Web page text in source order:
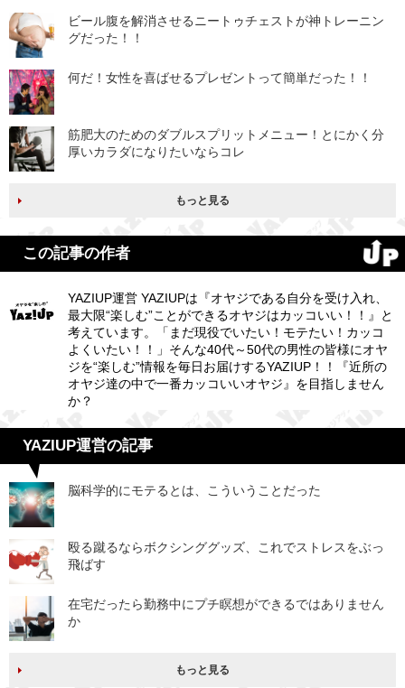
ビール腹を解消させるニートゥチェストが神トレーニン
グだった！！
何だ！女性を喜ばせるプレゼントって簡単だった！！
筋肥大のためのダブルスプリットメニュー！とにかく分
厚いカラダになりたいならコレ
もっと見る
この記事の作者
YAZIUP運営 YAZIUPは『オヤジである自分を受け入れ、
最大限“楽しむ”ことができるオヤジはカッコいい！！』と
考えています。「まだ現役でいたい！モテたい！カッコ
よくいたい！！」そんな40代～50代の男性の皆様にオヤ
ジを“楽しむ”情報を毎日お届けするYAZIUP！！『近所の
オヤジ達の中で一番カッコいいオヤジ』を目指しません
か？
YAZIUP運営の記事
脳科学的にモテるとは、こういうことだった
殴る蹴るならボクシンググッズ、これでストレスをぶっ
飛ばす
在宅だったら勤務中にプチ瞑想ができるではありません
か
もっと見る